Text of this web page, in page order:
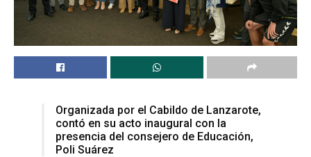
Organizada por el Cabildo de Lanzarote,
contó en su acto inaugural con la
presencia del consejero de Educación,
Poli Suárez